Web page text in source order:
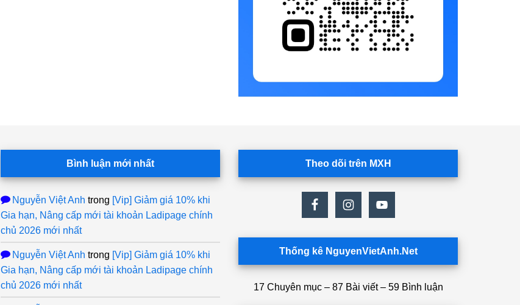
Bình luận mới nhất
Nguyễn Việt Anh trong [Vip] Giảm giá 10% khi
Gia hạn, Nâng cấp mới tài khoản Ladipage chính
chủ 2026 mới nhất
Nguyễn Việt Anh trong [Vip] Giảm giá 10% khi
Gia hạn, Nâng cấp mới tài khoản Ladipage chính
chủ 2026 mới nhất
Theo dõi trên MXH
Thống kê NguyenVietAnh.Net
17 Chuyên mục – 87 Bài viết – 59 Bình luận